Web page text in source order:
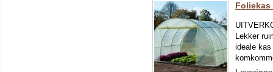
Foliekas
Lekker
ideale kas
planten